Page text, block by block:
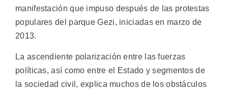
manifestación que impuso después de las protestas
populares del parque Gezi, iniciadas en marzo de
2013.
La ascendiente polarización entre las fuerzas
políticas, así como entre el Estado y segmentos de
la sociedad civil, explica muchos de los obstáculos